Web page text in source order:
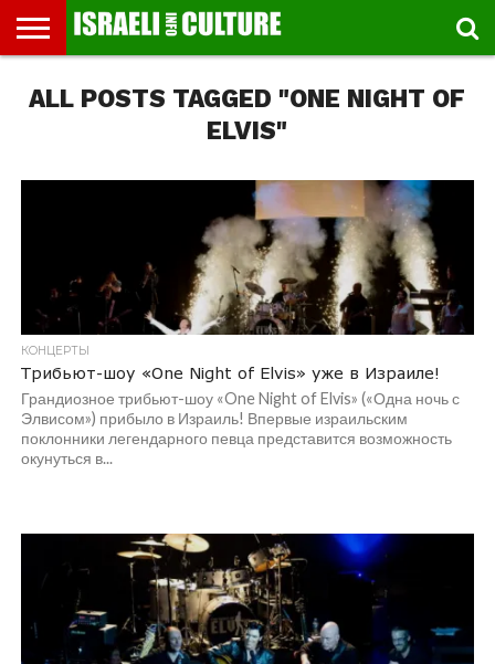
МУЗЕИ
СТРАНА
ФЕСТИВАЛЕЙ
ТЕАТР
КНИГИ.
ТЕКСТЫ
МУЗЫКА
РЕЛИГИЯ/
ИСТОРИЯ
ДВИЖЕНИЕ
ДЕТИ
ВЫХОДНОГО
МАРШРУТЫ
ПРОГУЛЬЩИКА
ВИДЕО-
РЕЧИ
ВПЕЧАТЛЕНИЯ
ВСТРЕЧИ
И
ИНТЕРВЬЮ
КИНО
TEL
AVIV
ALL POSTS TAGGED "ONE NIGHT OF
ELVIS"
КОНЦЕРТЫ
Трибьют-шоу «One Night of Elvis» уже в Израиле!
Грандиозное трибьют-шоу «One Night of Elvis» («Одна ночь с
Элвисом») прибыло в Израиль! Впервые израильским
поклонники легендарного певца представится возможность
окунуться в...